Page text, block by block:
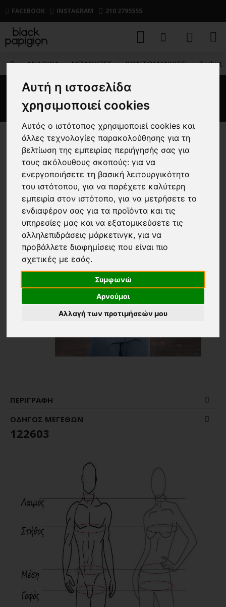
Αυτή η ιστοσελίδα
χρησιμοποιεί cookies
Αυτός ο ιστότοπος χρησιμοποιεί cookies και
άλλες τεχνολογίες παρακολούθησης για τη
βελτίωση της εμπειρίας περιήγησής σας για
τους ακόλουθους σκοπούς:για να
ενεργοποιήσετε τη βασική λειτουργικότητα
του ιστότοπου,για να παρέχετε καλύτερη
εμπειρία στον ιστότοπο,για να μετρήσετε το
ενδιαφέρον σας για τα προϊόντα και τις
υπηρεσίες μας και να εξατομικεύσετε τις
αλληλεπιδράσεις μάρκετινγκ,για να
προβάλλετε διαφημίσεις που είναι πιο
σχετικές με εσάς.
Συμφωνώ
Αρνούμαι
Αλλαγή των προτιμήσεών μου
FACEBOOK INSTAGRAM 210 2795555
ΑΝΔΡΙΚΑ ΜΠΛΟΥΖΕΣ ΚΟΝΤΟΜΑΝΙΚΕΣ T-shirt
T-shirt Tommy Jeans γαλάζιο
ΠΕΡΙΓΡΑΦΉ
ΟΔΗΓΌΣ ΜΕΓΕΘΏΝ
122603